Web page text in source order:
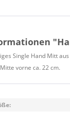
Single Hand Mitt
vorne ca. 22 cm.